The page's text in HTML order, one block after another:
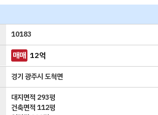
10183
매매 12억
경기 광주시 도척면
대지면적 293평
건축면적112평